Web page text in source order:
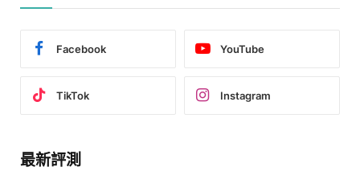
Facebook YouTube
TikTok Instagram
最新評測